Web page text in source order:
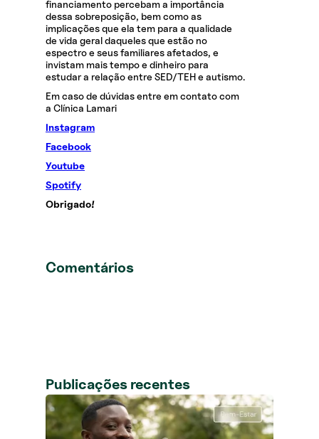
financiamento percebam a importância
dessa sobreposição, bem como as
implicações que ela tem para a qualidade
de vida geral daqueles que estão no
espectro e seus familiares afetados, e
invistam mais tempo e dinheiro para
estudar a relação entre SED/TEH e autismo.
Em caso de dúvidas entre em contato com
a Clínica Lamari
Instagram
Facebook
Youtube
Spotify
Obrigado!
Comentários
Publicações recentes